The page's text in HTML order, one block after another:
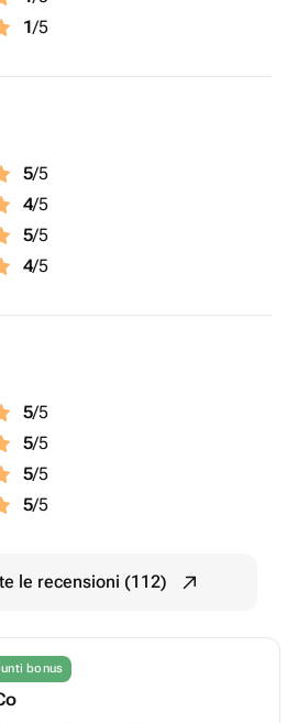
1/5
5/5
4/5
5/5
4/5
5/5
5/5
5/5
5/5
le recensioni (112)
bonus